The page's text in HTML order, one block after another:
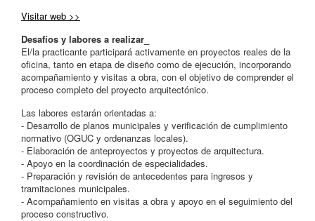
Visitar web >>
Desafíos y labores a realizar_
El/la practicante participará activamente en proyectos reales de la
oficina, tanto en etapa de diseño como de ejecución, incorporando
acompañamiento y visitas a obra, con el objetivo de comprender el
proceso completo del proyecto arquitectónico.
Las labores estarán orientadas a:
- Desarrollo de planos municipales y verificación de cumplimiento
normativo (OGUC y ordenanzas locales).
- Elaboración de anteproyectos y proyectos de arquitectura.
- Apoyo en la coordinación de especialidades.
- Preparación y revisión de antecedentes para ingresos y
tramitaciones municipales.
- Acompañamiento en visitas a obra y apoyo en el seguimiento del
proceso constructivo.